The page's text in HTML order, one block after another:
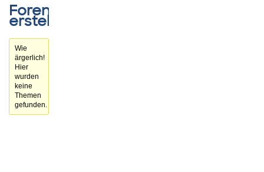
Forenthemen
erstellt
Wie
ärgerlich!
Hier
wurden
keine
Themen
gefunden.